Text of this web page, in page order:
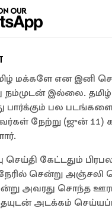
மக்களே என இனி
நம்முடன் இல்லை. தமிழ்
பார்க்கும் பல
நேற்று (ஜுன் 11)
செய்தி கேட்டதும்
சென்று அஞ்சலி
அவரது சொந்த
அடக்கம்